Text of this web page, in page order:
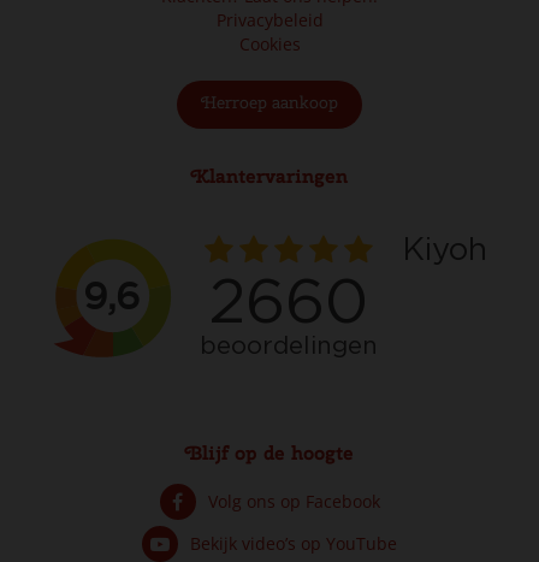
Privacybeleid
Cookies
Herroep aankoop
Klantervaringen
Blijf op de hoogte
Volg ons op Facebook
Bekijk video’s op YouTube